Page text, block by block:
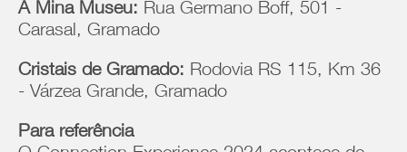
A Mina Museu: Rua Germano Boff, 501 -
Carasal, Gramado
Cristais de Gramado: Rodovia RS 115, Km 36
- Várzea Grande, Gramado
Para referência